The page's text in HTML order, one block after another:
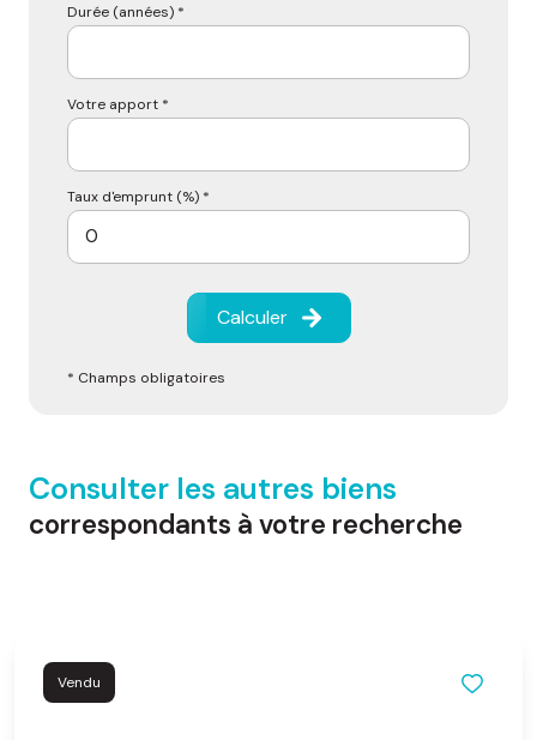
Durée (années) *
Votre apport *
Taux d'emprunt (%) *
Calculer
* Champs obligatoires
Consulter les autres biens
correspondants à votre recherche
Vendu